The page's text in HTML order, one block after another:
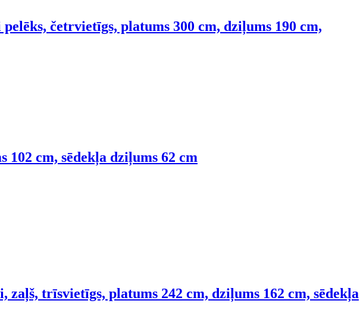
četrvietīgs, platums 300 cm, dziļums 190 cm,
102 cm, sēdekļa dziļums 62 cm
trīsvietīgs, platums 242 cm, dziļums 162 cm, sēdekļa